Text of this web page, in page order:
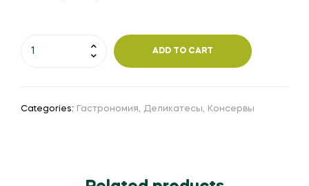
ADD TO CART
Categories: Гастрономия, Деликатесы, Консервы